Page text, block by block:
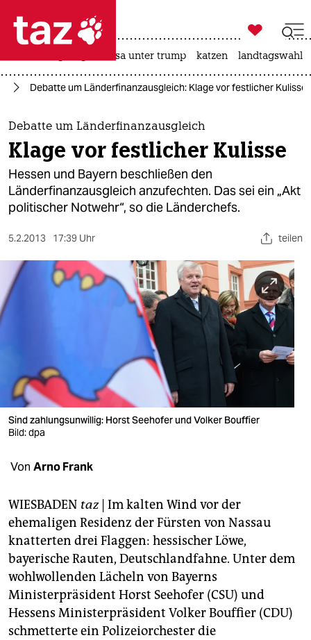
 taz zahl ich
taz zahl ich
themen
politik
öko
gesellschaft
sport
wahrheit
verlag
verlag
veranstaltungen
fragen & hilfe
unterstützen
abo
genossenschaft
epaper login

taz zahl ich
usa unter trump katzen landtagswahl
Debatte um Länderfinanzausgleich: Klage vor festlicher Kulisse
Debatte um Länderfinanzausgleich
Klage vor festlicher Kulisse
Hessen und Bayern beschließen den
Länderfinanzausgleich anzufechten. Das sei ein „Akt
politischer Notwehr“, so die Länderchefs.
5.2.2013 17:39 Uhr teilen
Sind zahlungsunwillig: Horst Seehofer und Volker Bouffier
Bild: dpa
Von Arno Frank
WIESBADEN taz| Im kalten Wind vor der
ehemaligen Residenz der Fürsten von Nassau
knatterten drei Flaggen: hessischer Löwe,
bayerische Rauten, Deutschlandfahne. Unter dem
wohlwollenden Lächeln von Bayerns
Ministerpräsident Horst Seehofer (CSU) und
Hessens Ministerpräsident Volker Bouffier (CDU)
schmetterte ein Polizeiorchester die